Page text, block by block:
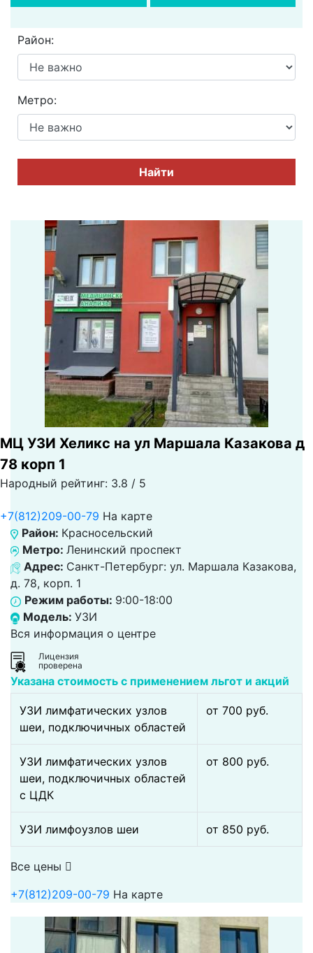
Район:
Метро:
Найти
МЦ УЗИ Хеликс на ул Маршала Казакова д
78 корп 1
Народный рейтинг: 3.8 / 5
+7(812)209-00-79 На карте
Район: Красносельский
Метро: Ленинский проспект
Адрес: Санкт-Петербург: ул. Маршала Казакова,
д. 78, корп. 1
Режим работы: 9:00-18:00
Модель: УЗИ
Вся информация о центре
Лицензия
проверена
Указана стоимость с применением льгот и акций
УЗИ лимфатических узлов
шеи, подключичных областей
от 700 pуб.
УЗИ лимфатических узлов
шеи, подключичных областей
с ЦДК
от 800 pуб.
УЗИ лимфоузлов шеи от 850 pуб.
Все цены
+7(812)209-00-79 На карте